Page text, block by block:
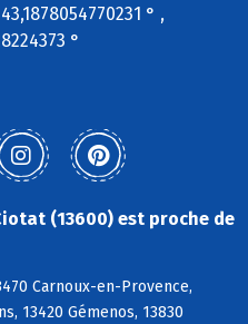
° ,
°
(13600) est proche de
Carnoux-en-Provence,
13420 Gémenos, 13830